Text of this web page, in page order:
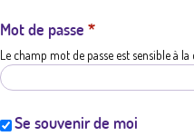
Mot de passe *
Le champ mot de passe est sensible à
Se souvenir de moi